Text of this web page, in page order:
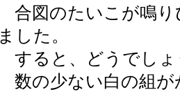
合図のたいこが鳴り
ました。
すると、どうでしょ
数の少ない白の組が